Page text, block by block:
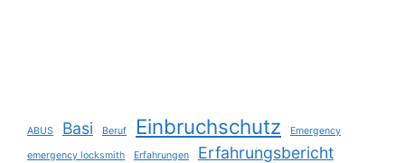
ABUS Basi Beruf Einbruchschutz Emergency
emergency locksmith Erfahrungen Erfahrungsbericht